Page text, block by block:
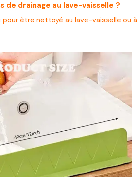
de drainage au lave-vaisselle ?
être nettoyé au lave-vaisselle ou à